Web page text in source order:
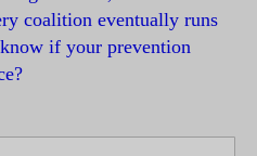
coalition eventually runs
if your prevention